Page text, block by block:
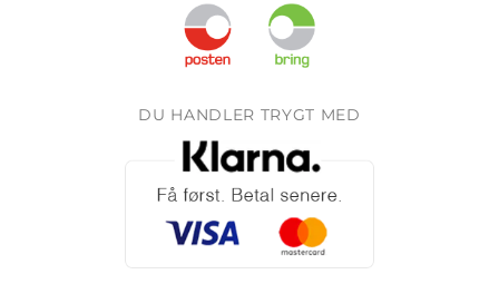
DU HANDLER TRYGT MED